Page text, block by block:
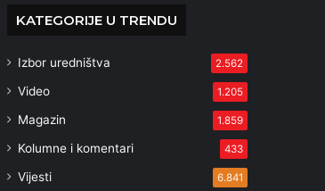
KATEGORIJE U TRENDU
Izbor uredništva 2.562
Video 1.205
Magazin 1.859
Kolumne i komentari 433
Vijesti 6.841